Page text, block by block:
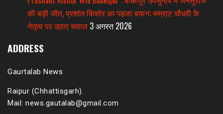
की बड़ी जीत, प्रशांत किशोर का पहला बयान; सम्राट चौधरी के
नेतृत्व पर उठाए सवाल 3 अगस्त 2026
ADDRESS
Gaurtalab News
Raipur (Chhattisgarh).
Mail: news.gautalab@gmail.com